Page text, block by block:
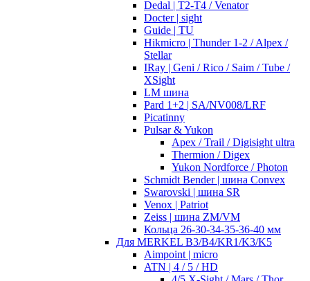
Dedal | T2-T4 / Venator
Docter | sight
Guide | TU
Hikmicro | Thunder 1-2 / Alpex /
Stellar
IRay | Geni / Rico / Saim / Tube /
XSight
LM шина
Pard 1+2 | SA/NV008/LRF
Picatinny
Pulsar & Yukon
Apex / Trail / Digisight ultra
Thermion / Digex
Yukon Nordforce / Photon
Schmidt Bender | шина Convex
Swarovski | шина SR
Venox | Patriot
Zeiss | шина ZM/VM
Кольца 26-30-34-35-36-40 мм
Для MERKEL B3/B4/KR1/K3/K5
Aimpoint | micro
ATN | 4 / 5 / HD